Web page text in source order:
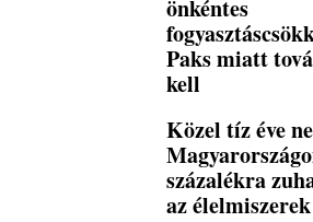
önkéntes
Paks miatt
kell
Közel tíz éve
százalékra
az